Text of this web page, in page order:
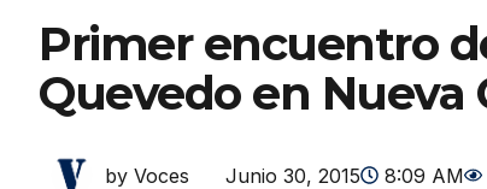
Primer encuentro
Quevedo en
by Voces Junio 30, 2015 8:09 AM